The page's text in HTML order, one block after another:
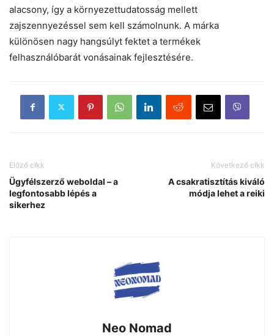
alacsony, így a környezettudatosság mellett
zajszennyezéssel sem kell számolnunk. A márka
különösen nagy hangsúlyt fektet a termékek
felhasználóbarát vonásainak fejlesztésére.
Előző cikk
Ügyfélszerző weboldal – a
legfontosabb lépés a
sikerhez
Következő cikk
A csakratisztítás kiváló
módja lehet a reiki
Neo Nomad